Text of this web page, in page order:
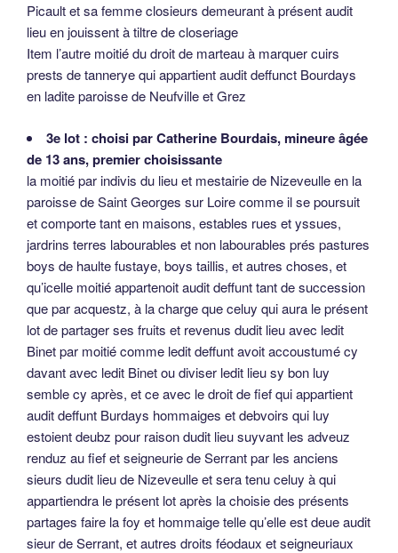
Picault et sa femme closieurs demeurant à présent audit
lieu en jouissent à tiltre de closeriage
Item l’autre moitié du droit de marteau à marquer cuirs
prests de tannerye qui appartient audit deffunct Bourdays
en ladite paroisse de Neufville et Grez
3e lot : choisi par Catherine Bourdais, mineure âgée
de 13 ans, premier choisissante
la moitié par indivis du lieu et mestairie de Nizeveulle en la
paroisse de Saint Georges sur Loire comme il se poursuit
et comporte tant en maisons, estables rues et yssues,
jardrins terres labourables et non labourables prés pastures
boys de haulte fustaye, boys taillis, et autres choses, et
qu’icelle moitié appartenoit audit deffunt tant de succession
que par acquestz, à la charge que celuy qui aura le présent
lot de partager ses fruits et revenus dudit lieu avec ledit
Binet par moitié comme ledit deffunt avoit accoustumé cy
davant avec ledit Binet ou diviser ledit lieu sy bon luy
semble cy après, et ce avec le droit de fief qui appartient
audit deffunt Burdays hommaiges et debvoirs qui luy
estoient deubz pour raison dudit lieu suyvant les adveuz
renduz au fief et seigneurie de Serrant par les anciens
sieurs dudit lieu de Nizeveulle et sera tenu celuy à qui
appartiendra le présent lot après la choisie des présents
partages faire la foy et hommaige telle qu’elle est deue audit
sieur de Serrant, et autres droits féodaux et seigneuriaux